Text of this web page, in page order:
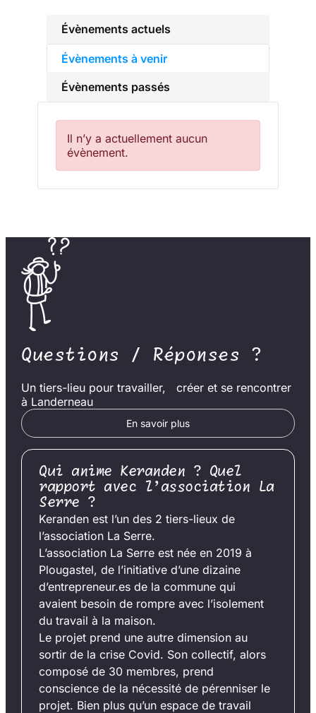
Évènements actuels
Évènements à venir
Évènements passés
Il n’y a actuellement aucun
évènement.
Questions / Réponses ?
Un tiers-lieu pour travailler, créer et se rencontrer
à Landerneau
En savoir plus
Qui anime Keranden ? Quel
rapport avec l’association La
Serre ?
Keranden est l’un des 2 tiers-lieux de
l’association La Serre.
L’association La Serre est née en 2019 à
Plougastel, de l’initiative d’une dizaine
d’entrepreneur.es de la commune qui
avaient besoin de rompre avec l’isolement
du travail à la maison.
Le projet prend une autre dimension au
sortir de la crise Covid. Son collectif, alors
composé de 30 membres, prend
conscience de la nécessité de pérenniser le
projet. Bien plus qu’un espace de travail